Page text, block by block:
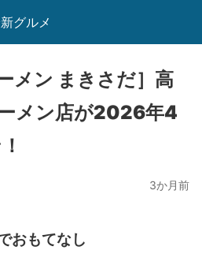
グルメ
メン まきさだ］高
メン店が2026年4
3か月前
おもてなし